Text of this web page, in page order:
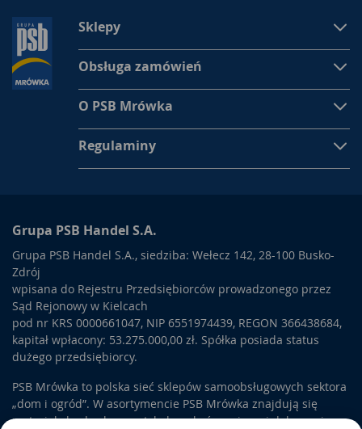
Sklepy
Obsługa zamówień
O PSB Mrówka
Regulaminy
Grupa PSB Handel S.A.
Grupa PSB Handel S.A., siedziba: Wełecz 142, 28-100 Busko-
Zdrój
wpisana do Rejestru Przedsiębiorców prowadzonego przez
Sąd Rejonowy w Kielcach
pod nr KRS 0000661047, NIP 6551974439, REGON 366438684,
kapitał wpłacony: 53.275.000,00 zł. Spółka posiada status
dużego przedsiębiorcy.
PSB Mrówka to polska sieć sklepów samoobsługowych sektora
„dom i ogród”. W asortymencie PSB Mrówka znajdują się
materiały budowlane, artykuły wykończeniowe i dekoracyjne,